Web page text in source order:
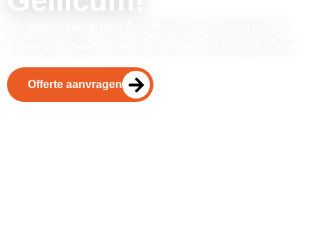
Offerte aanvragen